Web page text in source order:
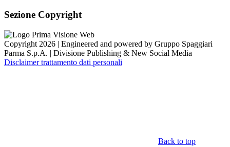
Sezione Copyright
Copyright 2026 | Engineered and powered by Gruppo Spaggiari
Parma S.p.A. | Divisione Publishing & New Social Media
Disclaimer trattamento dati personali
Back to top